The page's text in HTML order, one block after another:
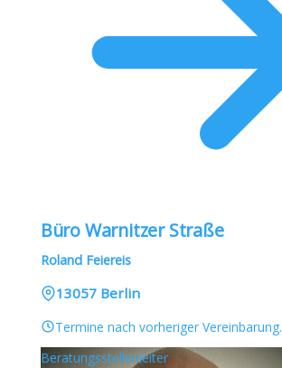
Büro Warnitzer Straße
Roland Feiereis
13057 Berlin
Termine nach vorheriger Vereinbarung.
Beratungsstellenleiter